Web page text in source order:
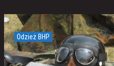
Odzież BHP